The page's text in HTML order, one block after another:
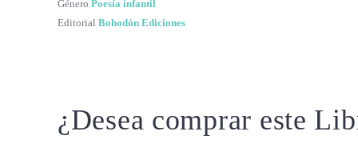
Género Poesía infantil
Editorial Bohodón Ediciones
¿Desea comprar este